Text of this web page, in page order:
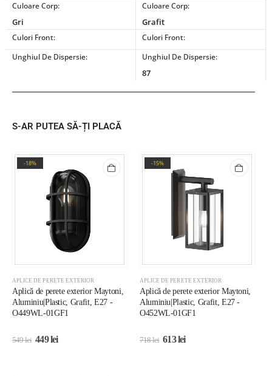
Culoare Corp:
Gri
Culoare Corp:
Grafit
Culori Front:
Culori Front:
Unghiul De Dispersie:
Unghiul De Dispersie:
87
S-AR PUTEA SĂ-ȚI PLACĂ
-18%
APLICE DE PERETE EXTERIOR
Aplică de perete exterior Maytoni,
Aluminiu|Plastic, Grafit, E27 -
O449WL-01GF1
549lei 449lei
-15%
APLICE DE PERETE EXTERIOR
Aplică de perete exterior Maytoni,
Aluminiu|Plastic, Grafit, E27 -
O452WL-01GF1
718lei 613lei